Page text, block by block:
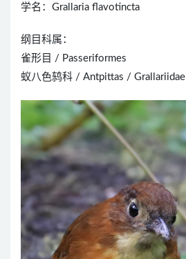
学名：Grallaria flavotincta
纲目科属：
雀形目 / Passeriformes
蚁八色鸫科 / Antpittas / Grallariidae